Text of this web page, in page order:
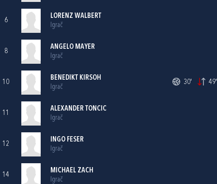
6
LORENZ WALBERT
Igrač
8
ANGELO MAYER
Igrač
10
BENEDIKT KIRSOH
Igrač
30' 49'
11
ALEXANDER TONCIC
Igrač
12
INGO FESER
Igrač
14
MICHAEL ZACH
Igrač